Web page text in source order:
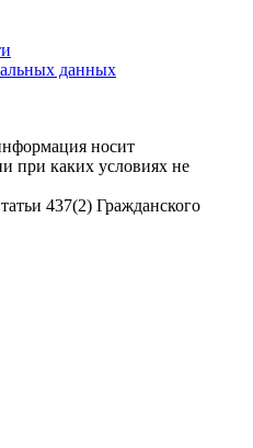
данных
носит
при каких условиях не
437(2) Гражданского